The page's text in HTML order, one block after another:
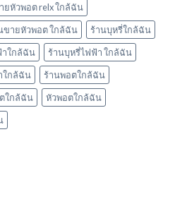
ยหัวพอต relx ใกล้ฉัน
ขายหัวพอต ใกล้ฉัน
ร้านบุหรี่ใกล้ฉัน
ใกล้ฉัน
ร้านบุหรี่ไฟฟ้า ใกล้ฉัน
ใกล้ฉัน
ร้านพอตใกล้ฉัน
ใกล้ฉัน
หัวพอตใกล้ฉัน